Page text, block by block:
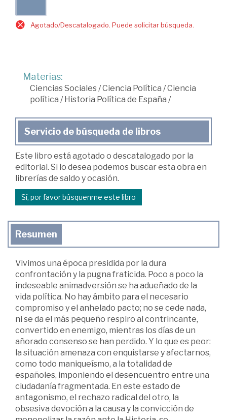
Agotado/Descatalogado. Puede solicitar búsqueda.
Materias:
Ciencias Sociales /Ciencia Política /Ciencia
política /Historia Política de España /
Servicio de búsqueda de libros
Este libro está agotado o descatalogado por la
editorial. Si lo desea podemos buscar esta obra en
librerías de saldo y ocasión.
Sí, por favor búsquenme este libro
Resumen
Vivimos una época presidida por la dura
confrontación y la pugna fraticida. Poco a poco la
indeseable animadversión se ha adueñado de la
vida política. No hay ámbito para el necesario
compromiso y el anhelado pacto; no se cede nada,
ni se da el más pequeño respiro al contrincante,
convertido en enemigo, mientras los días de un
añorado consenso se han perdido. Y lo que es peor:
la situación amenaza con enquistarse y afectarnos,
como todo maniqueísmo, a la totalidad de
españoles, imponiendo el desencuentro entre una
ciudadanía fragmentada. En este estado de
antagonismo, el rechazo radical del otro, la
obsesiva devoción a la causa y la convicción de